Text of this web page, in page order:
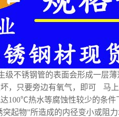
不锈钢管的表面会形成一层
，只要旁边有氧气，即可 马
100℃热水等腐蚀性较少的条
起物”所造成的内径变小或阻